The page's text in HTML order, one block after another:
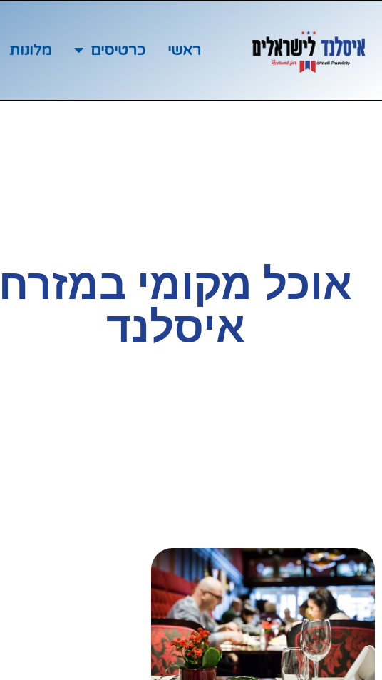
ראשי כרטיסים מלונות
אוכל מקומי במזרח
איסלנד